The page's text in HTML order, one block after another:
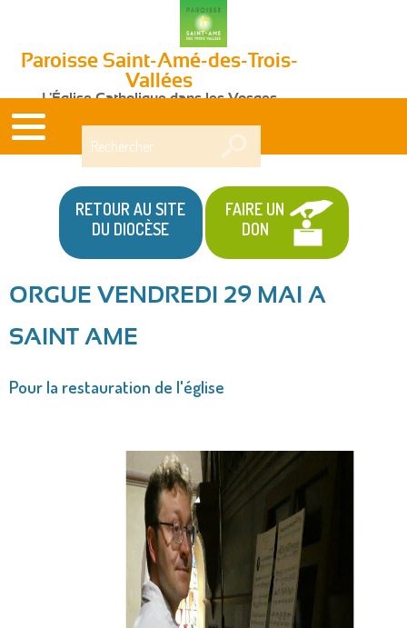
Paroisse Saint-Amé-des-Trois-
Vallées
L'Église Catholique dans les Vosges
RETOUR AU SITE
DU DIOCÈSE
FAIRE UN
DON
êtes
ici
ORGUE VENDREDI 29 MAI A
SAINT AME
Pour la restauration de l'église